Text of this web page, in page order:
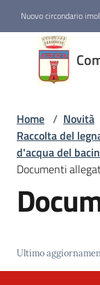
Nuovo circondario
Amministrazione
Novità
Vivere
Casalfiumanese
Home / Novità
Raccolta del
d'acqua del
Documenti
Ultimo